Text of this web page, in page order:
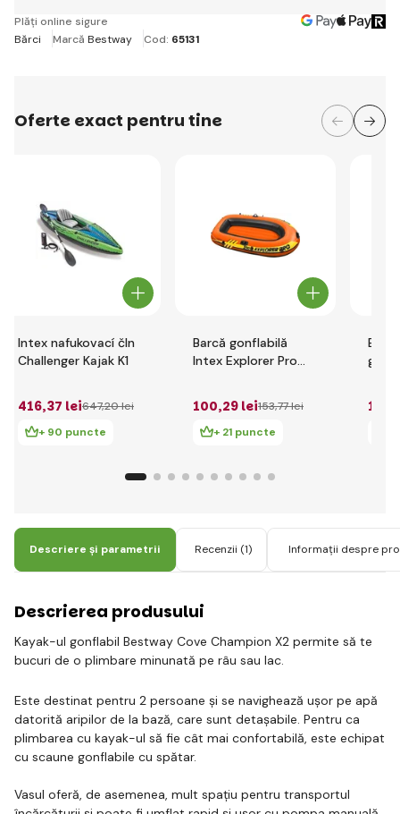
Plăți online sigure
Bărci
Marcă Bestway Cod: 65131
Oferte exact pentru tine
Intex nafukovací čln
Challenger Kajak K1
416,37 lei647,20 lei
+ 90 puncte
Barcă gonflabilă
Intex Explorer Pro
100,29 lei153,77 lei
+ 21 puncte
150
Descriere și parametrii Recenzii (1) Informații despre
Descrierea produsului
Kayak-ul gonflabil Bestway Cove Champion X2 permite să te
bucuri de o plimbare minunată pe râu sau lac.
Este destinat pentru 2 persoane și se navighează ușor pe apă
datorită aripilor de la bază, care sunt detașabile. Pentru ca
plimbarea cu kayak-ul să fie cât mai confortabilă, este echipat
cu scaune gonflabile cu spătar.
Vasul oferă, de asemenea, mult spațiu pentru transportul